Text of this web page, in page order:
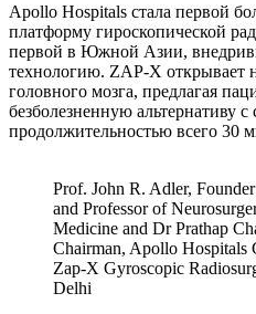
Apollo Hospitals стала первой
платформу гироскопической
первой в Южной Азии,
технологию. ZAP-X открывает
головного мозга, предлагая
безболезненную альтернативу с
продолжительностью всего 30
Prof. John R. Adler,
and Professor of
Medicine and Dr Prathap
Chairman, Apollo Hospitals
Zap-X Gyroscopic
Delhi